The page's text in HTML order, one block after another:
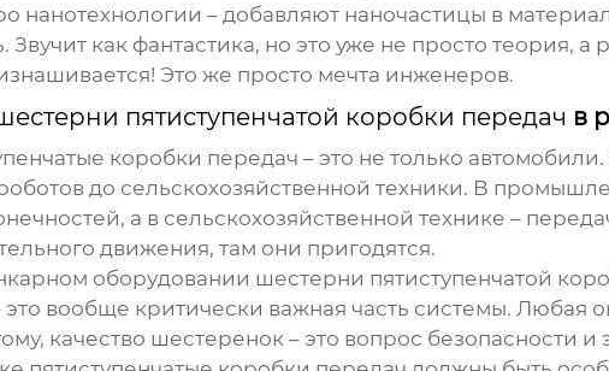
нанотехнологии – добавляют наночастицы в
Звучит как фантастика, но это уже не просто теория,
Это же просто мечта инженеров.
пятиступенчатой коробки передач в
коробки передач – это не только
до сельскохозяйственной техники. В
а в сельскохозяйственной технике –
движения, там они пригодятся.
оборудовании шестерни пятиступенчатой
это вообще критически важная часть системы.
качество шестеренок – это вопрос безопасности